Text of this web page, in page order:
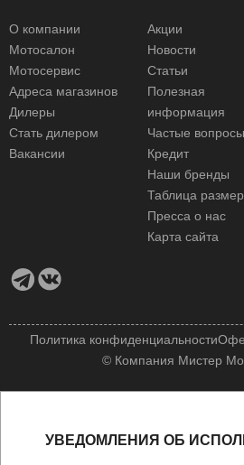
О компании
Мотосалон
Мотосервис
Адреса магазинов
Дилеры
Стать дилером
Вакансии
Акции
Новости
Статьи
Полезная
информация
Частые вопросы
Кредит
Наши бренды
Таблица
Пресса о нас
Карта сайта
© Компания Мистер
Политика конфиденциальности
УВЕДОМЛЕНИЯ ОБ